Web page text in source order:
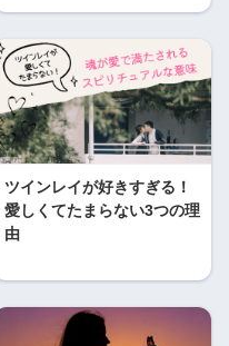
ツインレイが好きすぎる！
愛しくてたまらない3つの理
由